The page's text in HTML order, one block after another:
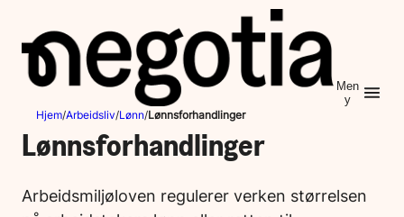
innhold
Men
y
Hjem/Arbeidsliv/Lønn/Lønnsforhandlinger
Lønnsforhandlinger
Arbeidsmiljøloven regulerer verken størrelsen